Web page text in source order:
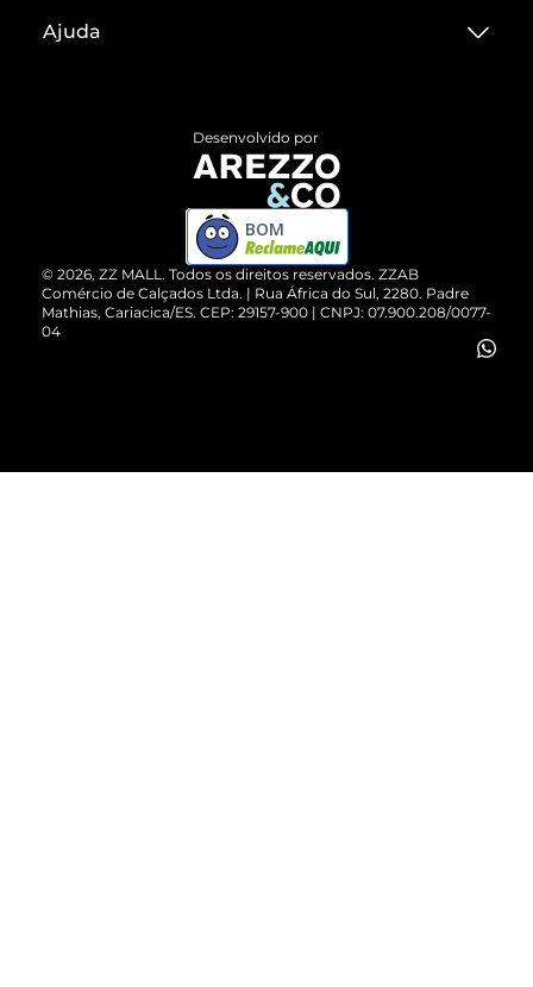
Termos de Uso
ZZ MALL é confiável
Cartão Presente
Vendas Corporativas
Ajuda
Devolução do Produto
Compre pelo WhatsApp
© 2026, ZZ MALL. Todos os direitos reservados. ZZAB
Comércio de Calçados Ltda. | Rua África do Sul, 2280. Padre
Mathias, Cariacica/ES. CEP: 29157-900 | CNPJ: 07.900.208/0077-
04
Desenvolvido por
BOM